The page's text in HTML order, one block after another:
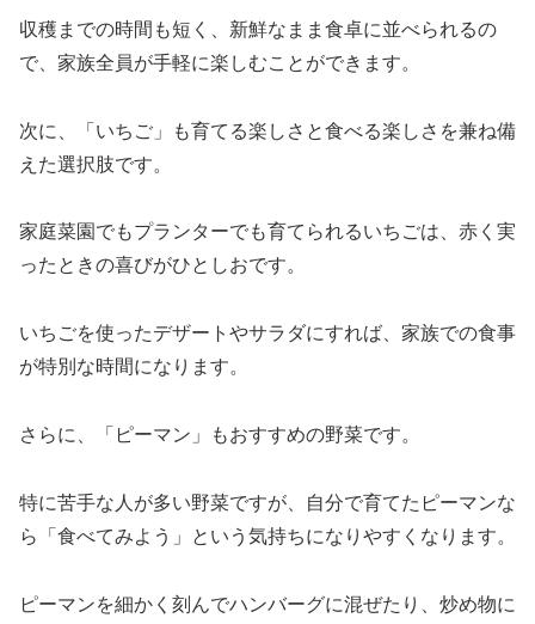
収穫までの時間も短く、新鮮なまま食卓に並べられるの
で、家族全員が手軽に楽しむことができます。
次に、「いちご」も育てる楽しさと食べる楽しさを兼ね備
えた選択肢です。
家庭菜園でもプランターでも育てられるいちごは、赤く実
ったときの喜びがひとしおです。
いちごを使ったデザートやサラダにすれば、家族での食事
が特別な時間になります。
さらに、「ピーマン」もおすすめの野菜です。
特に苦手な人が多い野菜ですが、自分で育てたピーマンな
ら「食べてみよう」という気持ちになりやすくなります。
ピーマンを細かく刻んでハンバーグに混ぜたり、炒め物に